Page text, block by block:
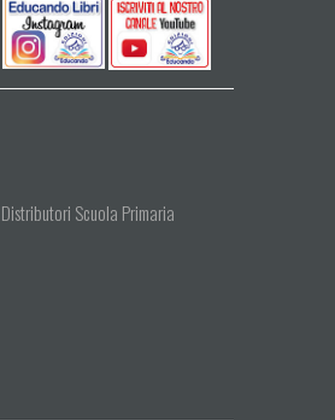
Scuola Primaria